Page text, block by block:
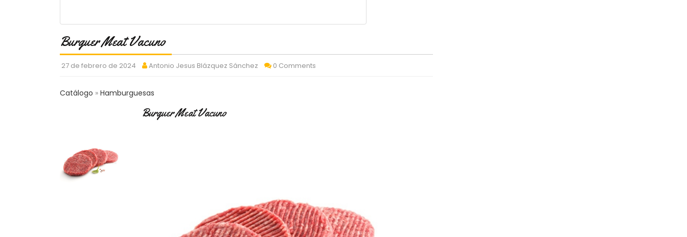
Burguer Meat Vacuno
27 de febrero de 2024 Antonio Jesus Blázquez Sánchez 0 Comments
Catálogo Hamburguesas
Burguer Meat Vacuno